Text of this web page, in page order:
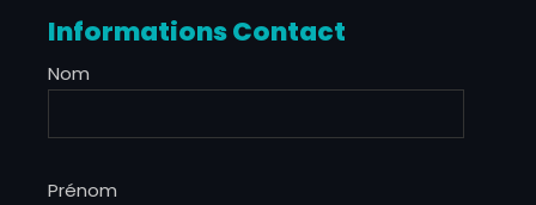
Informations Contact
Nom
Prénom